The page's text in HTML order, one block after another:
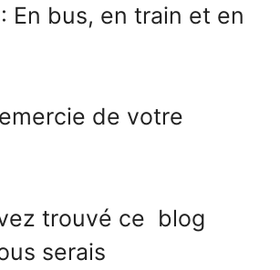
En bus, en train et en
de votre
trouvé ce blog
serais